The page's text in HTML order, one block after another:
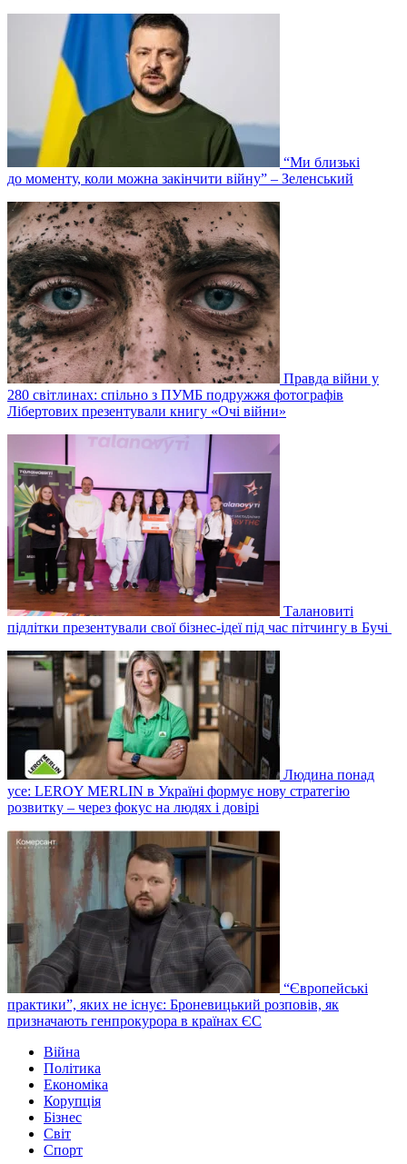
“Ми близькі
до моменту, коли можна закінчити війну” – Зеленський
Правда війни у
280 світлинах: спільно з ПУМБ подружжя фотографів
Лібертових презентували книгу «Очі війни»
Талановиті
підлітки презентували свої бізнес-ідеї під час пітчингу в Бучі
Людина понад
усе: LEROY MERLIN в Україні формує нову стратегію
розвитку – через фокус на людях і довірі
“Європейські
практики”, яких не існує: Броневицький розповів, як
призначають генпрокурора в країнах ЄС
Війна
Політика
Економіка
Корупція
Бізнес
Світ
Спорт